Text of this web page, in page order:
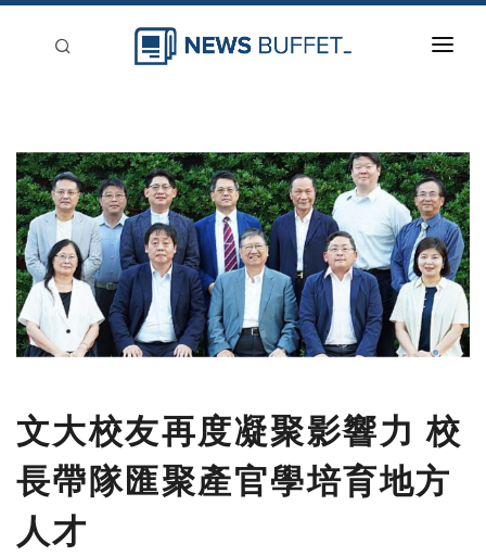
登入
刊登
文大校友再度凝聚影響力 校
長帶隊匯聚產官學培育地方
人才